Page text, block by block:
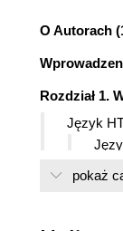
O Autorach
Rozdział 1.
Język
pokaż